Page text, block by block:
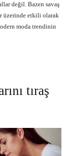
değil. Bazen savaş
üzerinde etkili olarak
moda trendinin
tıraş